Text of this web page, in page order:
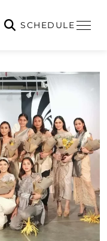
SCHEDULE